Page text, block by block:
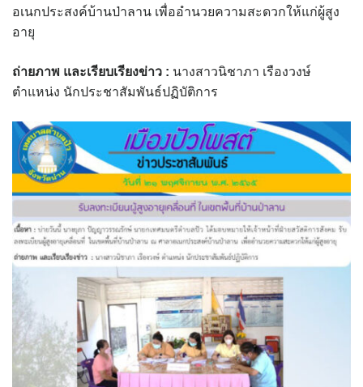
กองยุทธศาสตร์และงบประมาณ
กองสาธารณสุขฯ
การเปิดเผยข้อมูลข่าวสารปี 2566 integrity transparency
assessment ITA2023
ข้อกำหนดการใช้งาน
ข้อมูลประชากร
ข้อมูลพื้นฐานของศูนย์บริการนักท่องเที่ยว เทศบาลตำบลปัว
ขั้นตอนการขอรับบริการ
งบแสดงฐานะการคลัง
งบแสดงฐานะการเงิน เทศบาลตำบลปัว ประจำปีงบประมาณ 2561
อเนกประสงค์บ้านป่าลาน เพื่ออำนวยความสะดวกให้แก่ผู้สูง
อายุ
ถ่ายภาพ และเรียบเรียงข่าว : นางสาวนิชาภา เรืองวงษ์
ตำแหน่ง นักประชาสัมพันธ์ปฏิบัติการ